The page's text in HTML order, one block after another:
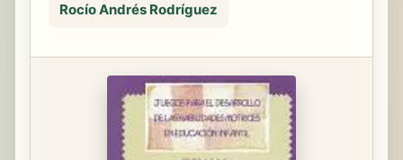
Rocío Andrés Rodríguez